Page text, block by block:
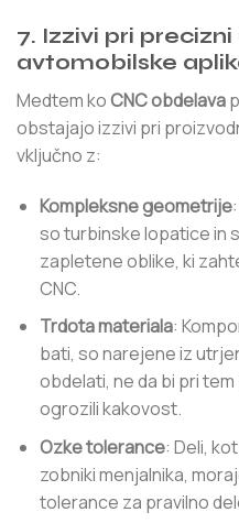
7. Izzivi pri
avtomobilske
Medtem koCNC obdelava
obstajajo izzivi pri
vključno z:
Kompleksne geometrije
so turbinske lopatice in
zapletene oblike, ki
CNC.
Trdota materiala:
bati, so narejene iz
obdelati, ne da bi pri
ogrozili kakovost.
Ozke tolerance: Deli,
zobniki menjalnika,
tolerance za pravilno